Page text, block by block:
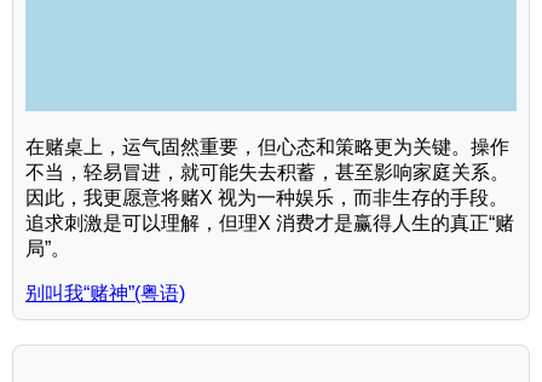
在赌桌上，运气固然重要，但心态和策略更为关键。操作
不当，轻易冒进，就可能失去积蓄，甚至影响家庭关系。
因此，我更愿意将赌X 视为一种娱乐，而非生存的手段。
追求刺激是可以理解，但理X 消费才是赢得人生的真正“赌
局”。
别叫我“赌神”(粤语)